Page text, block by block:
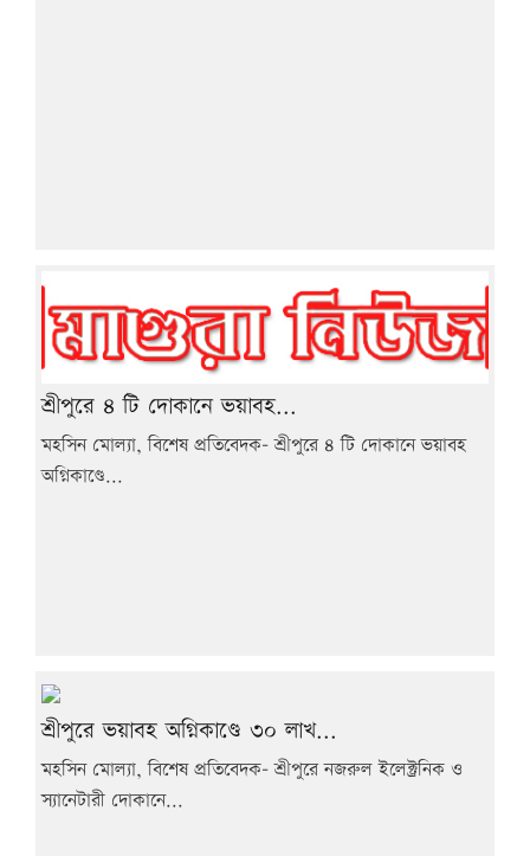
শ্রীপুরে ৪ টি দোকানে ভয়াবহ...
মহসিন মোল্যা, বিশেষ প্রতিবেদক- শ্রীপুরে ৪ টি দোকানে ভয়াবহ
অগ্নিকাণ্ডে...
শ্রীপুরে ভয়াবহ অগ্নিকাণ্ডে ৩০ লাখ...
মহসিন মোল্যা, বিশেষ প্রতিবেদক- শ্রীপুরে নজরুল ইলেক্ট্রনিক ও
স্যানেটারী দোকানে...